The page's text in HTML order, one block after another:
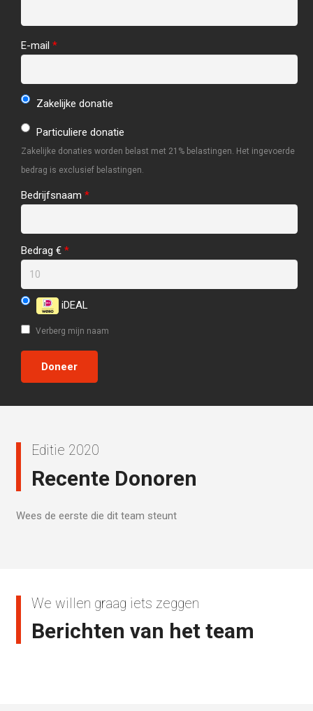
E-mail *
Zakelijke donatie
Particuliere donatie
Zakelijke donaties worden belast met 21% belastingen. Het ingevoerde
bedrag is exclusief belastingen.
Bedrijfsnaam *
Bedrag € *
iDEAL
Verberg mijn naam
Editie 2020
Recente Donoren
Wees de eerste die dit team steunt
We willen graag iets zeggen
Berichten van het team